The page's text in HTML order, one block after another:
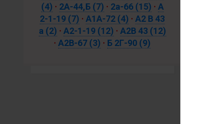
(4) · 2А-44,Б (7) · 2а-66 (15) · А
2-1-19 (7) ·А1А-72 (4) ·А2 В 43
а (2) · А2-1-19 (12) · А2В 43 (12)
·А2В-67 (3) · Б 2Г-90 (9)